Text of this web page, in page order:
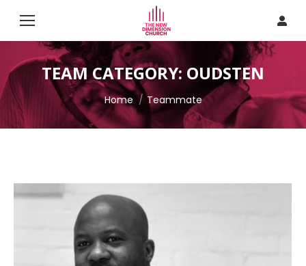
TEAM CATEGORY: OUDSTEN
Je bent hier:
Home Teammate